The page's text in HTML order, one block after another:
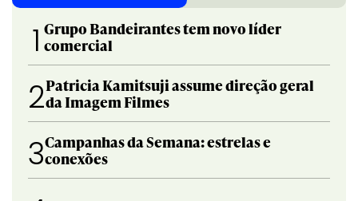
1 Grupo Bandeirantes tem novo líder
comercial
2Patricia Kamitsuji assume direção geral
da Imagem Filmes
3Campanhas da Semana: estrelas e
conexões